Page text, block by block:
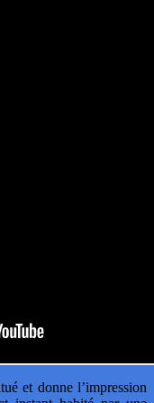
et donne l’impression